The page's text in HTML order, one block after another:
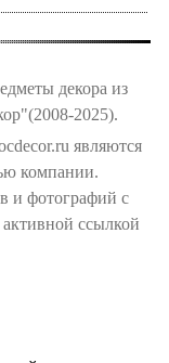
декора из
2025).
являются
компании.
и фотографий с
активной ссылкой